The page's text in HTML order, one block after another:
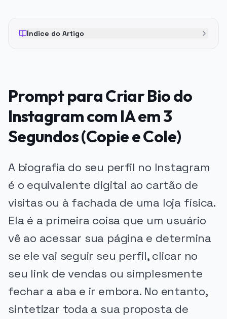
Índice do Artigo
Prompt para Criar Bio do
Instagram com IA em 3
Segundos (Copie e Cole)
A biografia do seu perfil no Instagram
é o equivalente digital ao cartão de
visitas ou à fachada de uma loja física.
Ela é a primeira coisa que um usuário
vê ao acessar sua página e determina
se ele vai seguir seu perfil, clicar no
seu link de vendas ou simplesmente
fechar a aba e ir embora. No entanto,
sintetizar toda a sua proposta de